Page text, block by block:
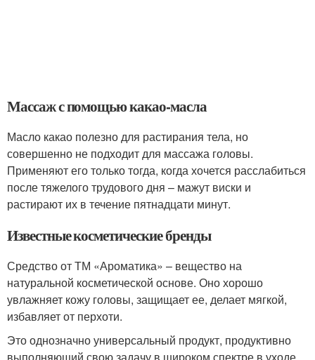
Массаж с помощью какао-масла
Масло какао полезно для растирания тела, но
совершенно не подходит для массажа головы.
Применяют его только тогда, когда хочется расслабиться
после тяжелого трудового дня – мажут виски и
растирают их в течение пятнадцати минут.
Известные косметические бренды
Средство от ТМ «Ароматика» – вещество на
натуральной косметической основе. Оно хорошо
увлажняет кожу головы, защищает ее, делает мягкой,
избавляет от перхоти.
Это однозначно универсальный продукт, продуктивно